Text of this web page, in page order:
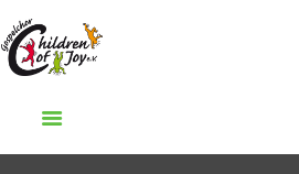
Children of Joy